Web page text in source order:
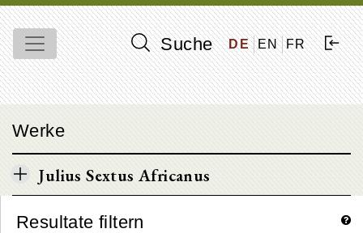
Suche DE EN FR
Werke
Julius Sextus Africanus
Resultate filtern